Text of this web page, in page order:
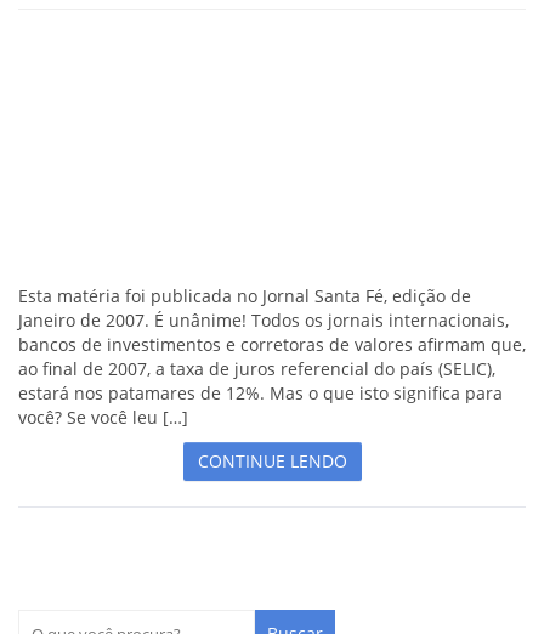
Esta matéria foi publicada no Jornal Santa Fé, edição de
Janeiro de 2007. É unânime! Todos os jornais internacionais,
bancos de investimentos e corretoras de valores afirmam que,
ao final de 2007, a taxa de juros referencial do país (SELIC),
estará nos patamares de 12%. Mas o que isto significa para
você? Se você leu […]
CONTINUE LENDO